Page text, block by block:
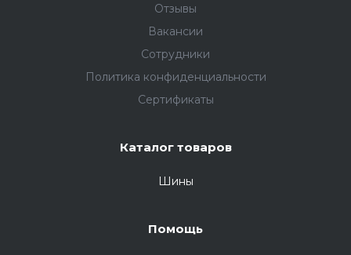
Отзывы
Вакансии
Сотрудники
Политика конфиденциальности
Сертификаты
Каталог товаров
Шины
Помощь